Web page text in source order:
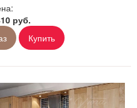
руб.
Купить